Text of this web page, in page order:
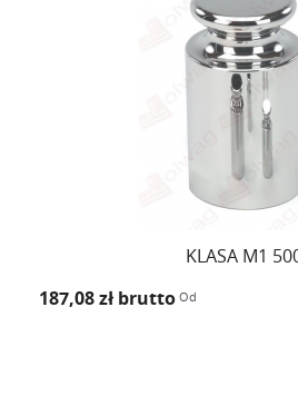
KLASA M1
187,08 zł brutto Od